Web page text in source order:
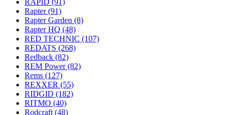
RAPID (91)
Rapter(91)
Rapter Garden (8)
Rapter HQ (48)
RED TECHNIC (107)
REDATS (268)
Redback (82)
REM Power(82)
Rems (127)
REXXER (55)
RIDGID (182)
RITMO (40)
Rodcraft (48)